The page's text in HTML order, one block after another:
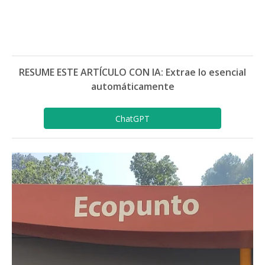
RESUME ESTE ARTÍCULO CON IA: Extrae lo esencial
automáticamente
ChatGPT